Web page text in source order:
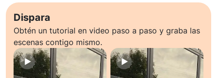
Dispara
Obtén un tutorial en video paso a paso y graba las
escenas contigo mismo.